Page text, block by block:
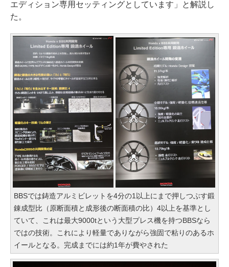
エディション専用セッティングとしています」と解説し
た。
BBSでは鋳造アルミビレットを4分の1以上にまで押しつぶす鍛
錬成型比（原断面積と成形後の断面積の比）4以上を基準とし
ていて、これは最大9000tという大型プレス機を持つBBSなら
ではの技術。これにより軽量でありながら強固で粘りのあるホ
イールとなる。完成までには約1年が費やされた